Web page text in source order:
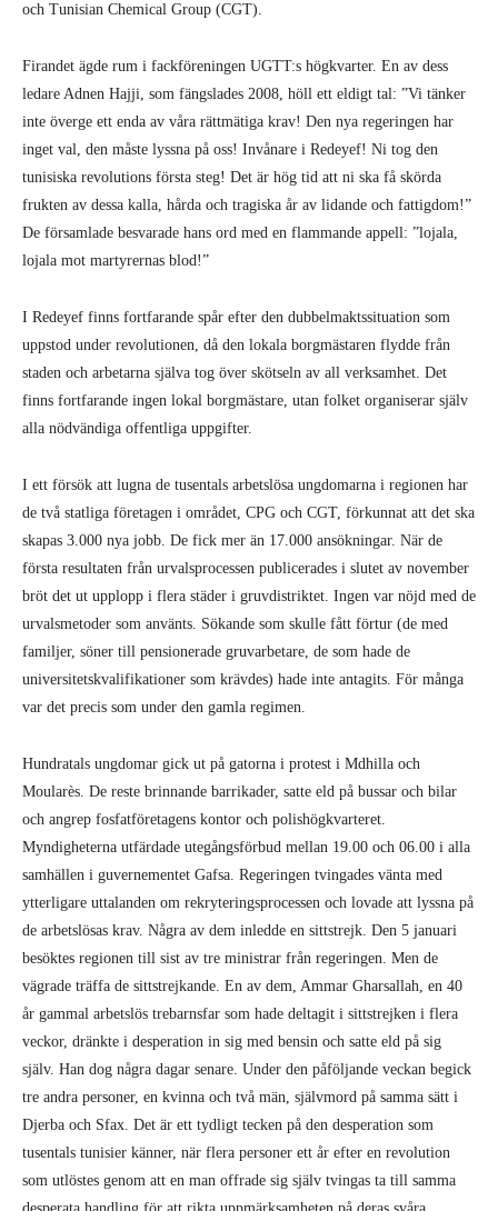
och Tunisian Chemical Group (CGT).
Firandet ägde rum i fackföreningen UGTT:s högkvarter. En av dess
ledare Adnen Hajji, som fängslades 2008, höll ett eldigt tal: ”Vi tänker
inte överge ett enda av våra rättmätiga krav! Den nya regeringen har
inget val, den måste lyssna på oss! Invånare i Redeyef! Ni tog den
tunisiska revolutions första steg! Det är hög tid att ni ska få skörda
frukten av dessa kalla, hårda och tragiska år av lidande och fattigdom!”
De församlade besvarade hans ord med en flammande appell: ”lojala,
lojala mot martyrernas blod!”
I Redeyef finns fortfarande spår efter den dubbelmaktssituation som
uppstod under revolutionen, då den lokala borgmästaren flydde från
staden och arbetarna själva tog över skötseln av all verksamhet. Det
finns fortfarande ingen lokal borgmästare, utan folket organiserar själv
alla nödvändiga offentliga uppgifter.
I ett försök att lugna de tusentals arbetslösa ungdomarna i regionen har
de två statliga företagen i området, CPG och CGT, förkunnat att det ska
skapas 3.000 nya jobb. De fick mer än 17.000 ansökningar. När de
första resultaten från urvalsprocessen publicerades i slutet av november
bröt det ut upplopp i flera städer i gruvdistriktet. Ingen var nöjd med de
urvalsmetoder som använts. Sökande som skulle fått förtur (de med
familjer, söner till pensionerade gruvarbetare, de som hade de
universitetskvalifikationer som krävdes) hade inte antagits. För många
var det precis som under den gamla regimen.
Hundratals ungdomar gick ut på gatorna i protest i Mdhilla och
Moularès. De reste brinnande barrikader, satte eld på bussar och bilar
och angrep fosfatföretagens kontor och polishögkvarteret.
Myndigheterna utfärdade utegångsförbud mellan 19.00 och 06.00 i alla
samhällen i guvernementet Gafsa. Regeringen tvingades vänta med
ytterligare uttalanden om rekryteringsprocessen och lovade att lyssna på
de arbetslösas krav. Några av dem inledde en sittstrejk. Den 5 januari
besöktes regionen till sist av tre ministrar från regeringen. Men de
vägrade träffa de sittstrejkande. En av dem, Ammar Gharsallah, en 40
år gammal arbetslös trebarnsfar som hade deltagit i sittstrejken i flera
veckor, dränkte i desperation in sig med bensin och satte eld på sig
själv. Han dog några dagar senare. Under den påföljande veckan begick
tre andra personer, en kvinna och två män, självmord på samma sätt i
Djerba och Sfax. Det är ett tydligt tecken på den desperation som
tusentals tunisier känner, när flera personer ett år efter en revolution
som utlöstes genom att en man offrade sig själv tvingas ta till samma